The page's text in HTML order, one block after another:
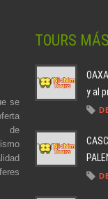
se
de
TOURS
y al